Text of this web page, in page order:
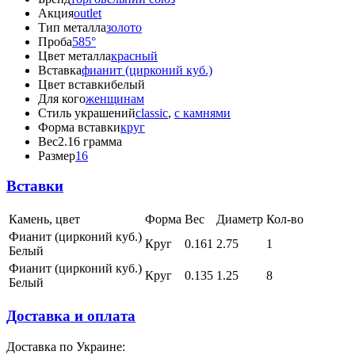
Акцияoutlet
Тип металлазолото
Проба585°
Цвет металлакрасный
Вставкафианит (цирконий куб.)
Цвет вставкибелый
Для когоженщинам
Стиль украшенийclassic, с камнями
Форма вставкикруг
Вес2.16 грамма
Размер16
Вставки
Камень, цвет Форма Вес Диаметр Кол-во
Фианит (цирконий куб.)
Белый
Круг 0.161 2.75
1
Фианит (цирконий куб.)
Белый
Круг 0.135 1.25 8
Доставка и оплата
Доставка по Украине: